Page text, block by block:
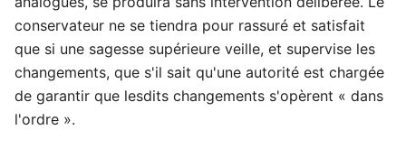
conservateur ne se tiendra pour rassuré et satisfait
que si une sagesse supérieure veille, et supervise les
changements, que s'il sait qu'une autorité est chargée
de garantir que lesdits changements s'opèrent « dans
l'ordre ».